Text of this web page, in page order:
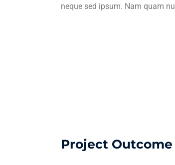
neque sed ipsum. Nam quam
Project Outcome